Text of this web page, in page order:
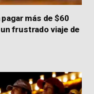
más de $60
frustrado viaje de